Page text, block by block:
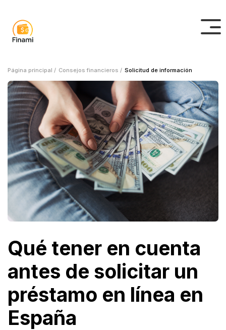
Página principal / Consejos financieros / Solicitud de información
Qué tener en cuenta
antes de solicitar un
préstamo en línea en
España